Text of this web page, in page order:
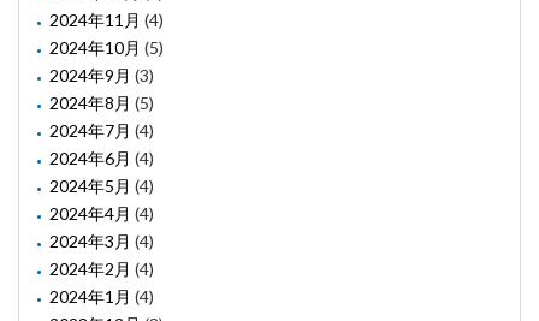
2024年11月 (4)
2024年10月 (5)
2024年9月 (3)
2024年8月 (5)
2024年7月 (4)
2024年6月 (4)
2024年5月 (4)
2024年4月 (4)
2024年3月 (4)
2024年2月 (4)
2024年1月 (4)